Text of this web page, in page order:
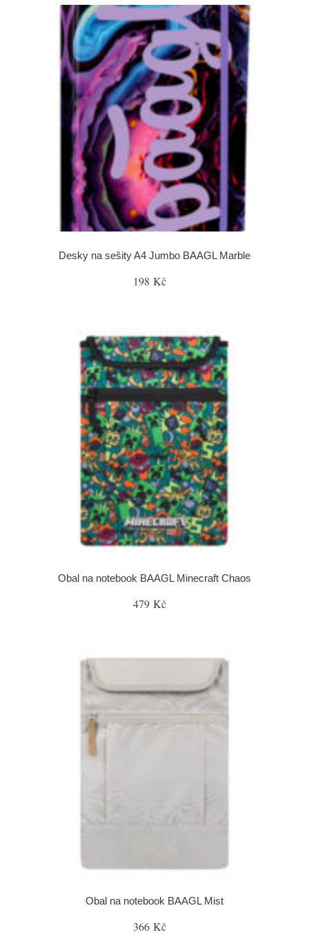
Desky na sešity A4 Jumbo BAAGL Marble
198 Kč
Obal na notebook BAAGL Minecraft Chaos
479 Kč
Obal na notebook BAAGL Mist
366 Kč